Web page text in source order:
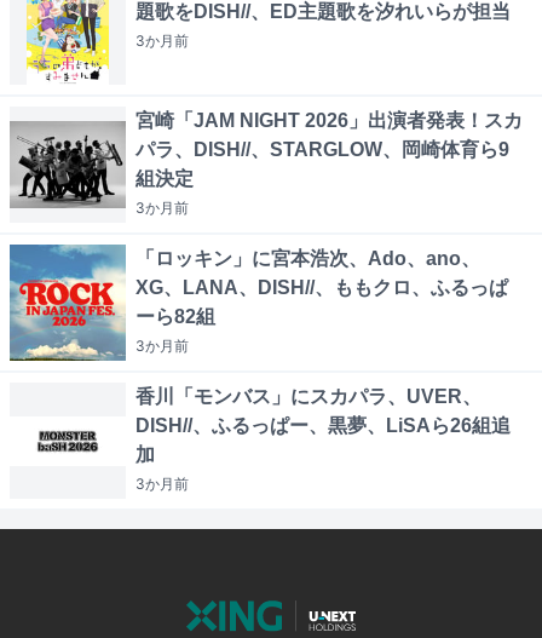
題歌をDISH//、ED主題歌を汐れいらが担当
3か月前
宮崎「JAM NIGHT 2026」出演者発表！スカ
パラ、DISH//、STARGLOW、岡崎体育ら9
組決定
3か月前
「ロッキン」に宮本浩次、Ado、ano、
XG、LANA、DISH//、ももクロ、ふるっぱ
ーら82組
3か月前
香川「モンバス」にスカパラ、UVER、
DISH//、ふるっぱー、黒夢、LiSAら26組追
加
3か月前